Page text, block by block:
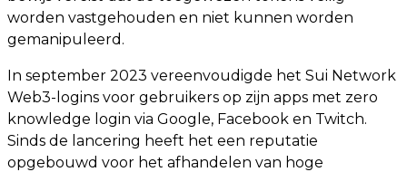
worden vastgehouden en niet kunnen worden
gemanipuleerd.
In september 2023 vereenvoudigde het Sui Network
Web3-logins voor gebruikers op zijn apps met zero
knowledge login via Google, Facebook en Twitch.
Sinds de lancering heeft het een reputatie
opgebouwd voor het afhandelen van hoge